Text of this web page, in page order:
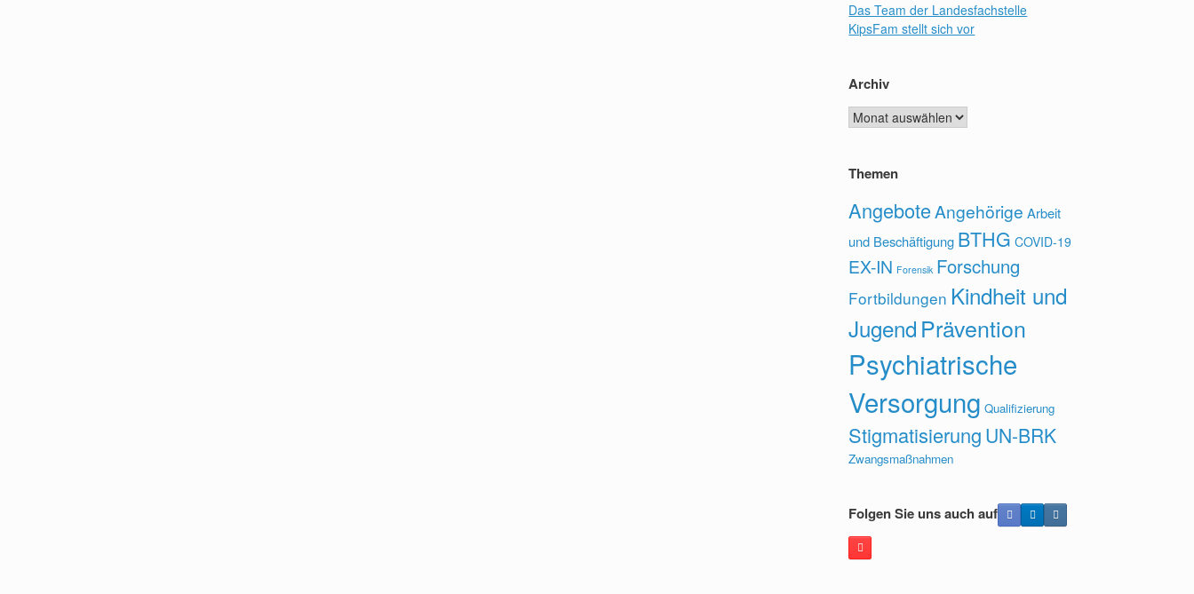
Das Team der Landesfachstelle
KipsFam stellt sich vor
Archiv
Archiv
Themen
AngeboteAngehörige Arbeit
und Beschäftigung BTHG COVID-19
EX-IN Forensik Forschung
Fortbildungen Kindheit und
Jugend Prävention
Psychiatrische
Versorgung Qualifizierung
Stigmatisierung UN-BRK
Zwangsmaßnahmen
Folgen Sie uns auch auf